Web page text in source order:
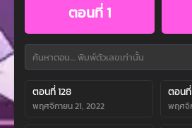
ตอนที่ 1
ตอนที่ 128
พฤศจิกายน 21, 2022
ตอนที่
พฤศจิ